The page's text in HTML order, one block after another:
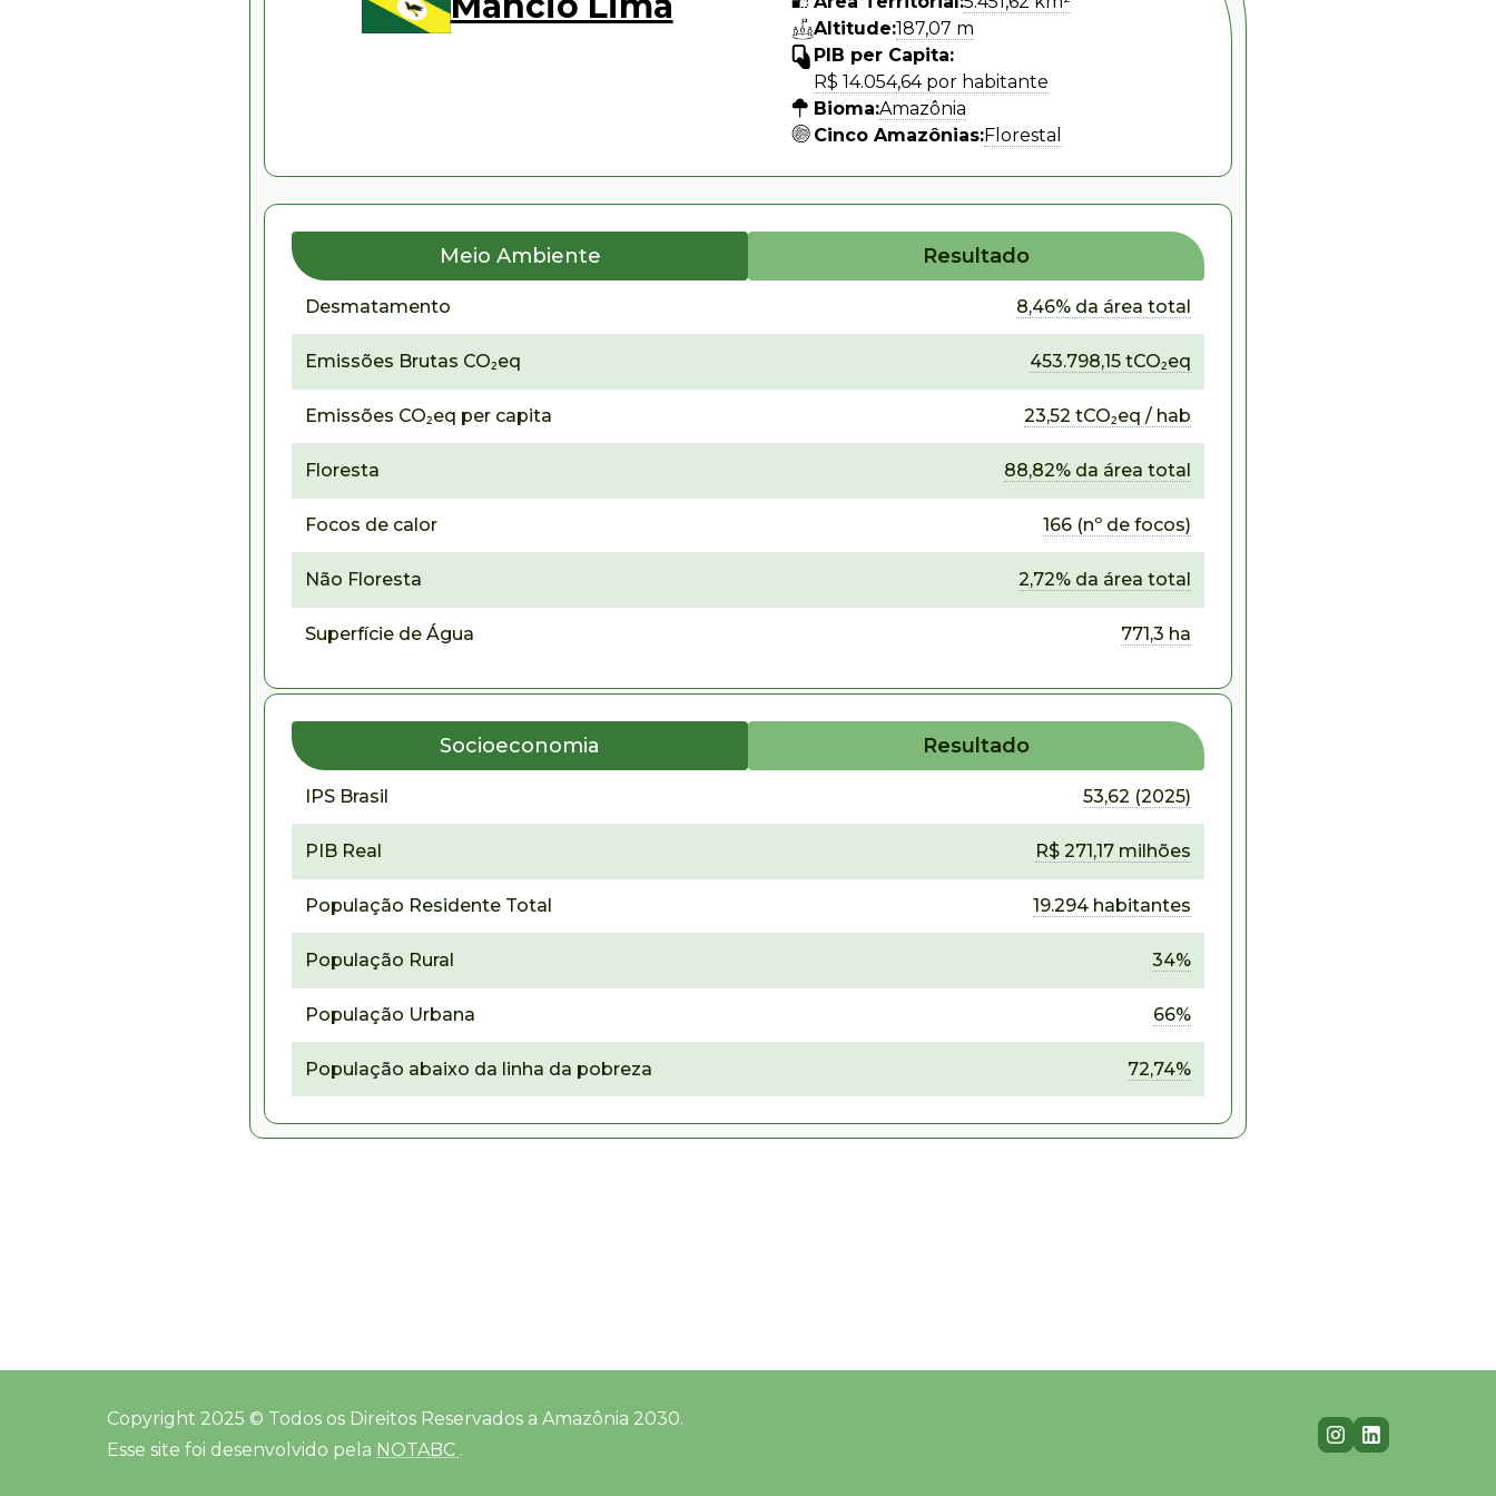
Altitude:187,07 m
PIB per Capita:
R$ 14.054,64 por habitante
Bioma:Amazônia
Cinco Amazônias:Florestal
Meio Ambiente Resultado
Desmatamento 8,46% da área total
Emissões Brutas CO₂eq 453.798,15 tCO₂eq
Emissões CO₂eq per capita 23,52 tCO₂eq / hab
Floresta 88,82% da área total
Focos de calor 166 (nº de focos)
Não Floresta 2,72% da área total
Superfície de Água 771,3 ha
Socioeconomia Resultado
IPS Brasil 53,62 (2025)
PIB Real R$ 271,17 milhões
População Residente Total 19.294 habitantes
População Rural 34%
População Urbana 66%
População abaixo da linha da pobreza 72,74%
Copyright 2025 © Todos os Direitos Reservados a Amazônia 2030.
Esse site foi desenvolvido pela NOTABC .